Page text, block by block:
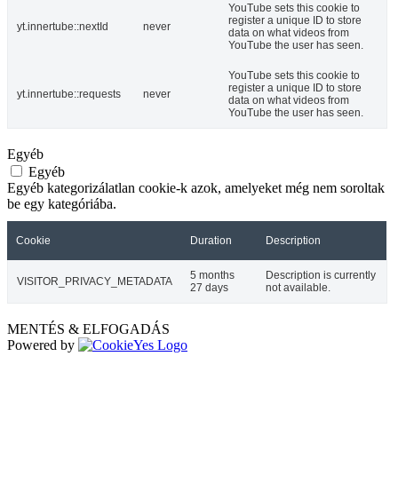
yt.innertube::nextId never
YouTube sets this cookie to
register a unique ID to store
data on what videos from
YouTube the user has seen.
yt.innertube::requests never
YouTube sets this cookie to
register a unique ID to store
data on what videos from
YouTube the user has seen.
Egyéb
Egyéb
Egyéb kategorizálatlan cookie-k azok, amelyeket még nem soroltak
be egy kategóriába.
Cookie Duration Description
VISITOR_PRIVACY_METADATA
5 months
27 days
Description is currently
not available.
MENTÉS & ELFOGADÁS
Powered by